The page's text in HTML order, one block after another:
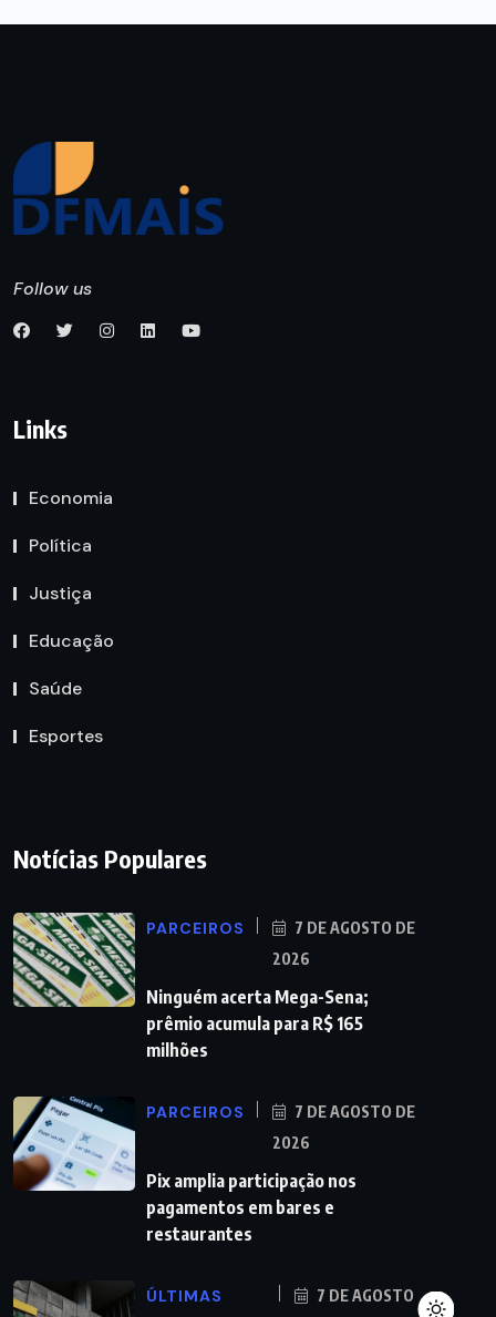
Follow us
Links
Economia
Política
Justiça
Educação
Saúde
Esportes
Notícias Populares
PARCEIROS
7 DE AGOSTO DE
2026
Ninguém acerta Mega-Sena;
prêmio acumula para R$ 165
milhões
PARCEIROS
7 DE AGOSTO DE
2026
Pix amplia participação nos
pagamentos em bares e
restaurantes
ÚLTIMAS 7 DE AGOSTO